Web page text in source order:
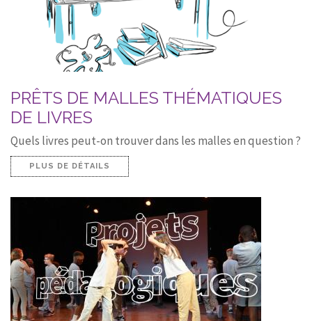
PRÊTS DE MALLES THÉMATIQUES
DE LIVRES
Quels livres peut-on trouver dans les malles en question ?
PLUS DE DÉTAILS